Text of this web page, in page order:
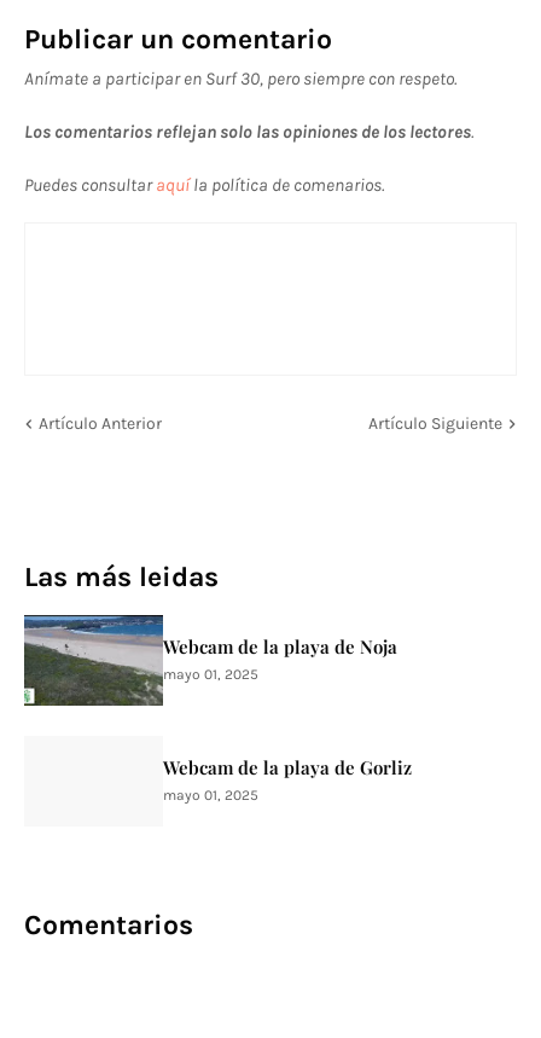
Publicar un comentario
Anímate a participar en Surf 30, pero siempre con respeto.
Los comentarios reflejan solo las opiniones de los lectores.
Puedes consultaraquíla política de comenarios.
Artículo Anterior Artículo Siguiente
Las más leidas
Webcam de la playa de Noja
mayo 01, 2025
Webcam de la playa de Gorliz
mayo 01, 2025
Comentarios